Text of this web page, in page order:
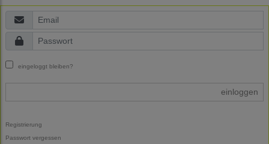
eingeloggt bleiben?
einloggen
Registrierung
Passwort vergessen